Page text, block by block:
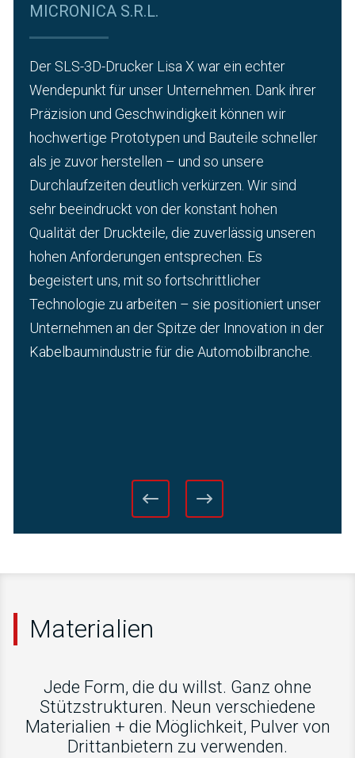
MICRONICA S.R.L.
Der SLS-3D-Drucker Lisa X war ein echter
Wendepunkt für unser Unternehmen. Dank ihrer
Präzision und Geschwindigkeit können wir
hochwertige Prototypen und Bauteile schneller
als je zuvor herstellen – und so unsere
Durchlaufzeiten deutlich verkürzen. Wir sind
sehr beeindruckt von der konstant hohen
Qualität der Druckteile, die zuverlässig unseren
hohen Anforderungen entsprechen. Es
begeistert uns, mit so fortschrittlicher
Technologie zu arbeiten – sie positioniert unser
Unternehmen an der Spitze der Innovation in der
Kabelbaumindustrie für die Automobilbranche.
Materialien
Jede Form, die du willst. Ganz ohne
Stützstrukturen. Neun verschiedene
Materialien + die Möglichkeit, Pulver von
Drittanbietern zu verwenden.